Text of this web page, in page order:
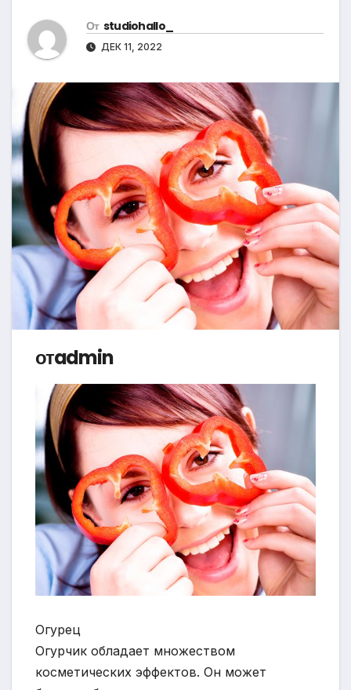
От studiohallo_
ДЕК 11, 2022
отadmin
Огурец
Огурчик обладает множеством
косметических эффектов. Он может